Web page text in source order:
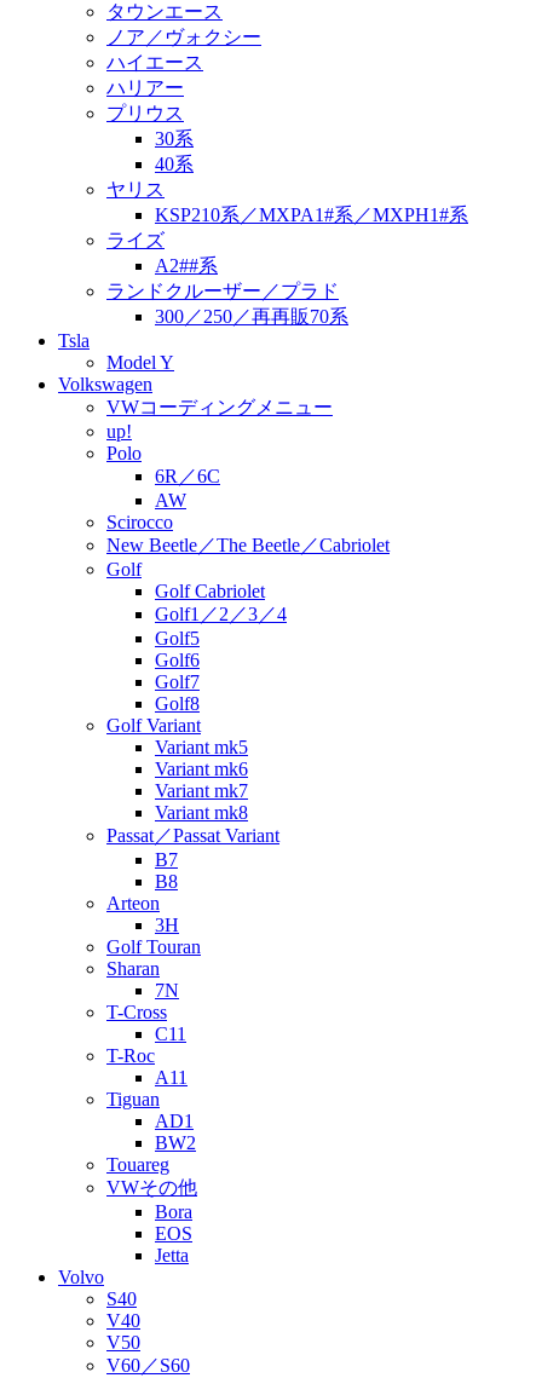
タウンエース
ノア／ヴォクシー
ハイエース
ハリアー
プリウス
30系
40系
ヤリス
KSP210系／MXPA1#系／MXPH1#系
ライズ
A2##系
ランドクルーザー／プラド
300／250／再再販70系
Tsla
Model Y
Volkswagen
VWコーディングメニュー
up!
Polo
6R／6C
AW
Scirocco
New Beetle／The Beetle／Cabriolet
Golf
Golf Cabriolet
Golf1／2／3／4
Golf5
Golf6
Golf7
Golf8
Golf Variant
Variant mk5
Variant mk6
Variant mk7
Variant mk8
Passat／Passat Variant
B7
B8
Arteon
3H
Golf Touran
Sharan
7N
T-Cross
C11
T-Roc
A11
Tiguan
AD1
BW2
Touareg
VWその他
Bora
EOS
Jetta
Volvo
S40
V40
V50
V60／S60